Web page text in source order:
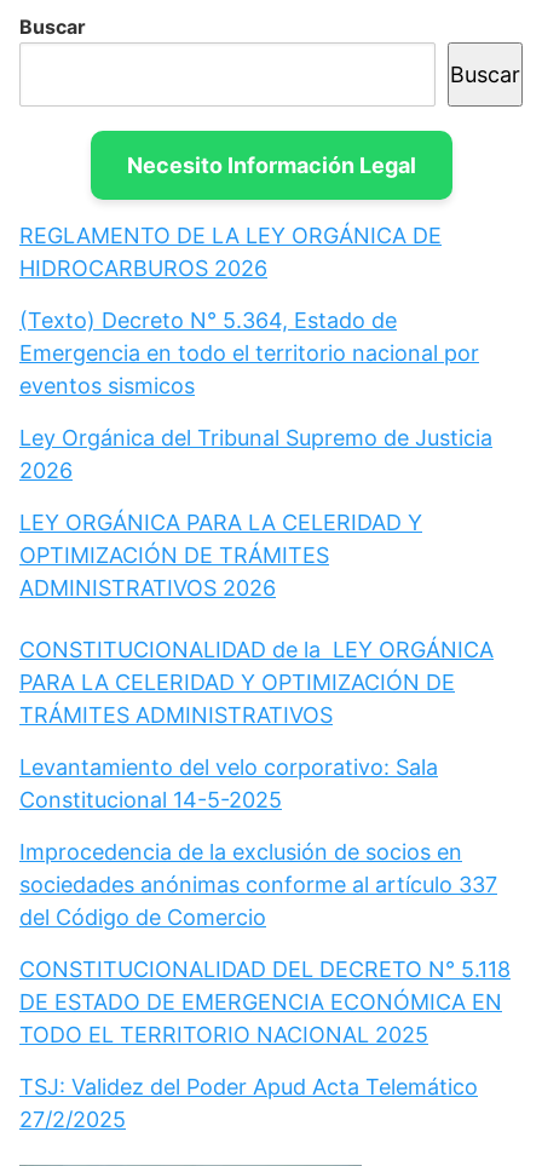
Buscar
Buscar
Necesito Información Legal
REGLAMENTO DE LA LEY ORGÁNICA DE
HIDROCARBUROS 2026
(Texto) Decreto N° 5.364, Estado de
Emergencia en todo el territorio nacional por
eventos sismicos
Ley Orgánica del Tribunal Supremo de Justicia
2026
LEY ORGÁNICA PARA LA CELERIDAD Y
OPTIMIZACIÓN DE TRÁMITES
ADMINISTRATIVOS 2026
CONSTITUCIONALIDAD de la LEY ORGÁNICA
PARA LA CELERIDAD Y OPTIMIZACIÓN DE
TRÁMITES ADMINISTRATIVOS
Levantamiento del velo corporativo: Sala
Constitucional 14-5-2025
Improcedencia de la exclusión de socios en
sociedades anónimas conforme al artículo 337
del Código de Comercio
CONSTITUCIONALIDAD DEL DECRETO N° 5.118
DE ESTADO DE EMERGENCIA ECONÓMICA EN
TODO EL TERRITORIO NACIONAL 2025
TSJ: Validez del Poder Apud Acta Telemático
27/2/2025